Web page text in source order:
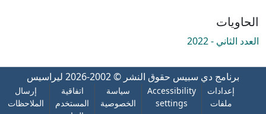
الحاويات
العدد الثاني - 2022
برنامج دي سبيس حقوق النشر © 2002-2026 ليراسيس
إعدادات
ملفات
Accessibility
settings
سياسة
الخصوصية
اتفاقية
المستخدم
إرسال
الملاحظات